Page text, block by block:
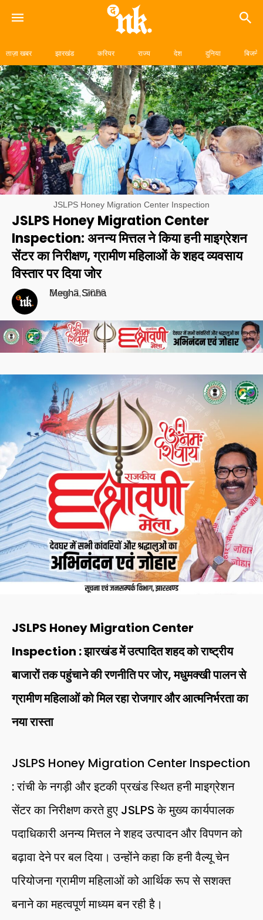
ताज़ा खबर झारखंड करियर राज्य देश दुनिया बिजनेस
JSLPS Honey Migration Center Inspection
JSLPS Honey Migration Center
Inspection: अनन्य मित्तल ने किया हनी माइग्रेशन
सेंटर का निरीक्षण, ग्रामीण महिलाओं के शहद व्यवसाय
विस्तार पर दिया जोर
Megha Sinha
June 2, 2026
JSLPS Honey Migration Center
Inspection : झारखंड में उत्पादित शहद को राष्ट्रीय
बाजारों तक पहुंचाने की रणनीति पर जोर, मधुमक्खी पालन से
ग्रामीण महिलाओं को मिल रहा रोजगार और आत्मनिर्भरता का
नया रास्ता
JSLPS Honey Migration Center Inspection
: रांची के नगड़ी और इटकी प्रखंड स्थित हनी माइग्रेशन
सेंटर का निरीक्षण करते हुए JSLPS के मुख्य कार्यपालक
पदाधिकारी अनन्य मित्तल ने शहद उत्पादन और विपणन को
बढ़ावा देने पर बल दिया। उन्होंने कहा कि हनी वैल्यू चेन
परियोजना ग्रामीण महिलाओं को आर्थिक रूप से सशक्त
बनाने का महत्वपूर्ण माध्यम बन रही है।